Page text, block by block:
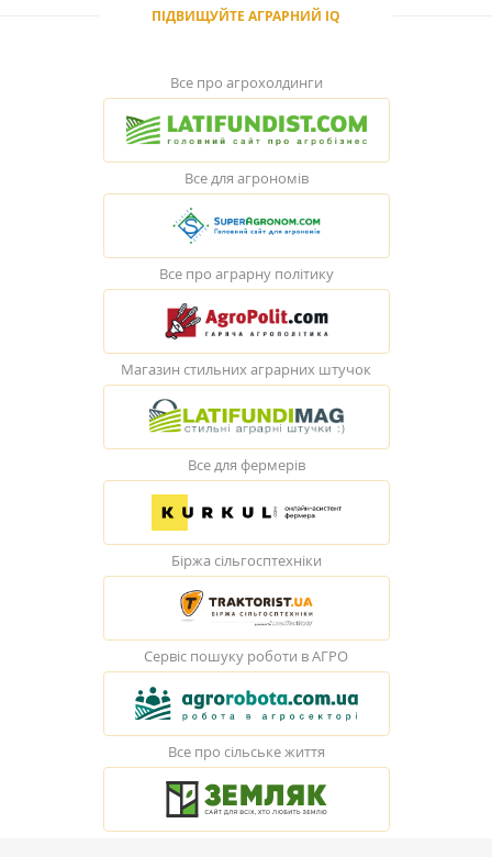
ПІДВИЩУЙТЕ АГРАРНИЙ IQ
Все про агрохолдинги
Все для агрономів
Все про аграрну політику
Магазин стильних аграрних штучок
Все для фермерів
Біржа сільгосптехніки
Сервіс пошуку роботи в АГРО
Все про сільське життя